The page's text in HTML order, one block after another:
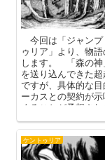
今回は「ジャンプ
ゥリア」より、物
します。 「森の神
を送り込んできた
ですが、具体的な
ーカスとの契約が
くることが予想さ
ケントゥリア